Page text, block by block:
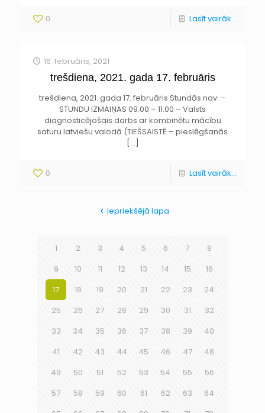
0 Lasīt vairāk...
16. februāris, 2021
trešdiena, 2021. gada 17. februāris
trešdiena, 2021. gada 17. februāris Stundās nav: –
STUNDU IZMAIŅAS 09.00 – 11.00 – Valsts
diagnosticējošais darbs ar kombinētu mācību
saturu latviešu valodā (TIEŠSAISTĒ – pieslēgšanās
[…]
0 Lasīt vairāk...
Iepriekšējā lapa
1 2 3 4 5 6 7
8
9
10 11 12 13 14 15
16
17
18 19 20 21 22 23
24
25
26 27 28 29 30 31
32
33
34 35 36 37 38 39
40
41
42 43 44 45 46 47
48
49
50 51 52 53 54 55
56
57
58 59 60 61 62 63
64